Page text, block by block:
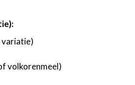
variatie)
volkorenmeel)